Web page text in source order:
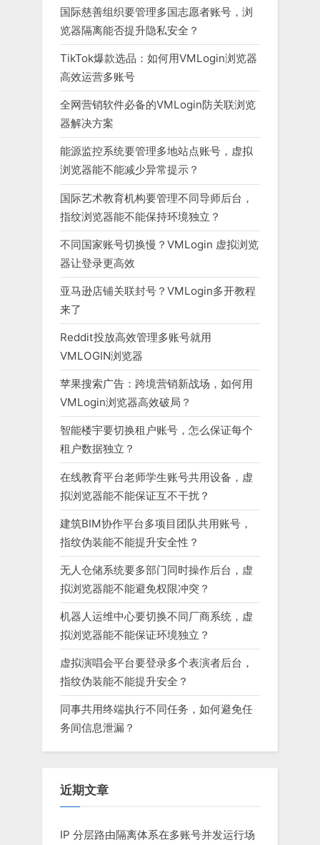
国际慈善组织要管理多国志愿者账号，浏
览器隔离能否提升隐私安全？
TikTok爆款选品：如何用VMLogin浏览器
高效运营多账号
全网营销软件必备的VMLogin防关联浏览
器解决方案
能源监控系统要管理多地站点账号，虚拟
浏览器能不能减少异常提示？
国际艺术教育机构要管理不同导师后台，
指纹浏览器能不能保持环境独立？
不同国家账号切换慢？VMLogin 虚拟浏览
器让登录更高效
亚马逊店铺关联封号？VMLogin多开教程
来了
Reddit投放高效管理多账号就用
VMLOGIN浏览器
苹果搜索广告：跨境营销新战场，如何用
VMLogin浏览器高效破局？
智能楼宇要切换租户账号，怎么保证每个
租户数据独立？
在线教育平台老师学生账号共用设备，虚
拟浏览器能不能保证互不干扰？
建筑BIM协作平台多项目团队共用账号，
指纹伪装能不能提升安全性？
无人仓储系统要多部门同时操作后台，虚
拟浏览器能不能避免权限冲突？
机器人运维中心要切换不同厂商系统，虚
拟浏览器能不能保证环境独立？
虚拟演唱会平台要登录多个表演者后台，
指纹伪装能不能提升安全？
同事共用终端执行不同任务，如何避免任
务间信息泄漏？
近期文章
IP 分层路由隔离体系在多账号并发运行场